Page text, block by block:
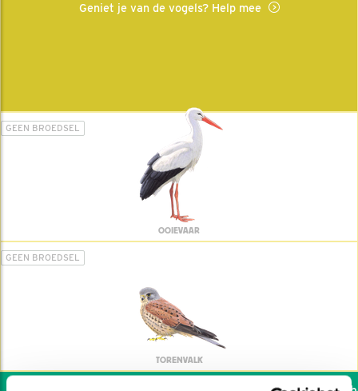
Geniet je van de vogels? Help mee
GEEN BROEDSEL
OOIEVAAR
GEEN BROEDSEL
TORENVALK